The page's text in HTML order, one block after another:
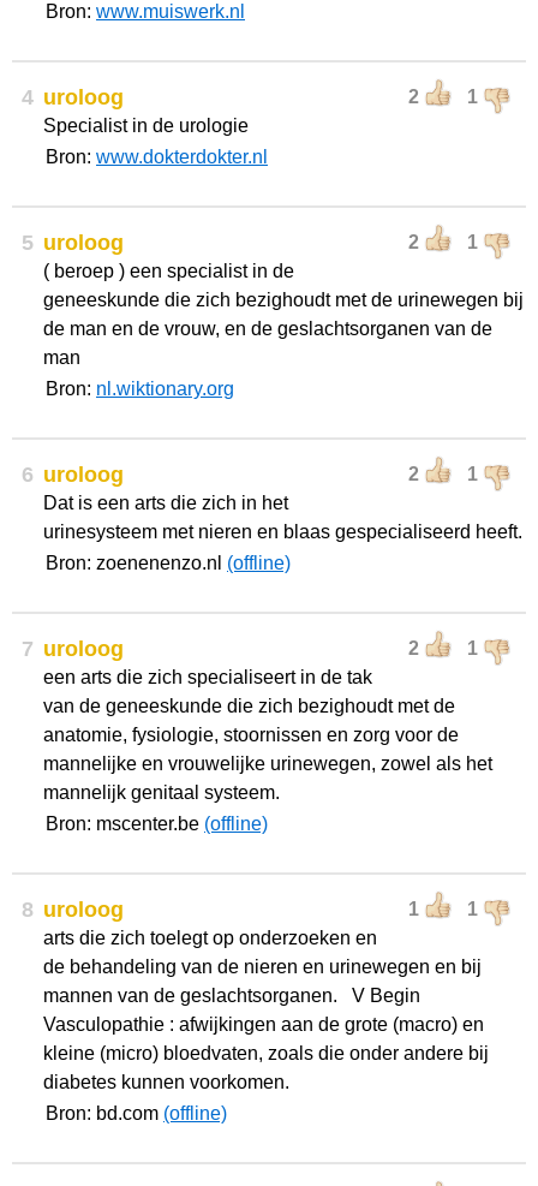
Bron: www.muiswerk.nl
4 2 1
uroloog
Specialist in de urologie
Bron: www.dokterdokter.nl
5 2 1
uroloog
( beroep ) een specialist in de
geneeskunde die zich bezighoudt met de urinewegen bij
de man en de vrouw, en de geslachtsorganen van de
man
Bron: nl.wiktionary.org
6 2 1
uroloog
Dat is een arts die zich in het
urinesysteem met nieren en blaas gespecialiseerd heeft.
Bron: zoenenenzo.nl (offline)
7 2 1
uroloog
een arts die zich specialiseert in de tak
van de geneeskunde die zich bezighoudt met de
anatomie, fysiologie, stoornissen en zorg voor de
mannelijke en vrouwelijke urinewegen, zowel als het
mannelijk genitaal systeem.
Bron: mscenter.be (offline)
8 1 1
uroloog
arts die zich toelegt op onderzoeken en
de behandeling van de nieren en urinewegen en bij
mannen van de geslachtsorganen. V Begin
Vasculopathie : afwijkingen aan de grote (macro) en
kleine (micro) bloedvaten, zoals die onder andere bij
diabetes kunnen voorkomen.
Bron: bd.com (offline)